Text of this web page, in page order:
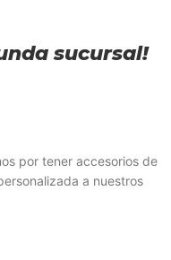
sucursal!
por tener accesorios de
a nuestros